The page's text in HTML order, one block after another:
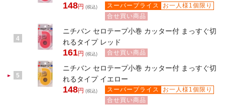
148円 (税込) スーパープライス
お一人様1個限り
合せ買い商品
4
ニチバン セロテープ小巻 カッター付 まっすぐ切
れるタイプ レッド
161円 (税込) 合せ買い商品
5
ニチバン セロテープ小巻 カッター付 まっすぐ切
れるタイプ イエロー
148円 (税込) スーパープライス
お一人様1個限り
合せ買い商品